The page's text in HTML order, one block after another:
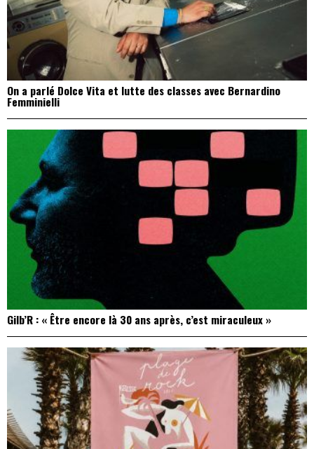
On a parlé Dolce Vita et lutte des classes avec Bernardino
Femminielli
Gilb’R : « Être encore là 30 ans après, c’est miraculeux »